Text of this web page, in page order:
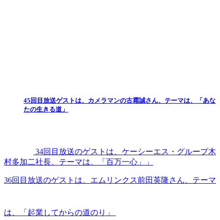
45回目放送ゲストは、カメラマンの古霜誠さん、テーマは、「あな
たの生きる道」
34回目放送のゲストは、ケーシーエス・グループ木
村多加二社長、テーマは、「百万一心」」
36回目放送のゲストは、エムリンクス前田英隆さん、テーマ
は、「起業してからの道のり」